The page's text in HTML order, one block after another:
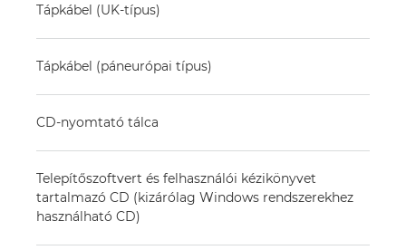
Tápkábel (UK-típus)
Tápkábel (páneurópai típus)
CD-nyomtató tálca
Telepítőszoftvert és felhasználói kézikönyvet
tartalmazó CD (kizárólag Windows rendszerekhez
használható CD)